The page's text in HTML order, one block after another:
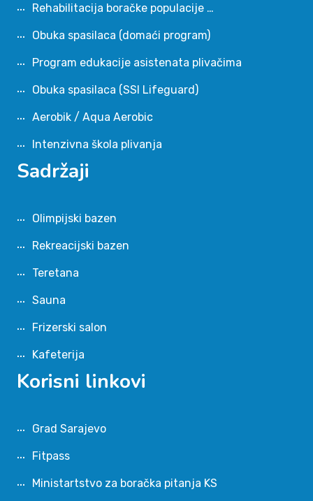
Rehabilitacija boračke populacije …
Obuka spasilaca (domaći program)
Program edukacije asistenata plivačima
Obuka spasilaca (SSI Lifeguard)
Aerobik / Aqua Aerobic
Intenzivna škola plivanja
Sadržaji
Olimpijski bazen
Rekreacijski bazen
Teretana
Sauna
Frizerski salon
Kafeterija
Korisni linkovi
Grad Sarajevo
Fitpass
Ministartstvo za boračka pitanja KS